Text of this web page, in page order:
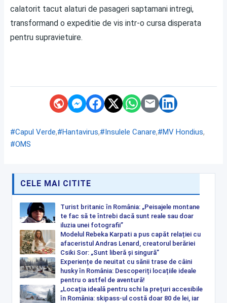
calatorit tacut alaturi de pasageri saptamani intregi,
transformand o expeditie de vis intr-o cursa disperata
pentru supravietuire.
#Capul Verde,#Hantavirus,#Insulele Canare,#MV Hondius,
#OMS
CELE MAI CITITE
Turist britanic în România: „Peisajele montane
te fac să te întrebi dacă sunt reale sau doar
iluzia unei fotografii”
Modelul Rebeka Karpati a pus capăt relației cu
afaceristul Andras Lenard, creatorul berăriei
Csiki Sor: „Sunt liberă și singură”
Experiențe de neuitat cu sănii trase de câini
husky în România: Descoperiți locațiile ideale
pentru o astfel de aventură!
„Locația ideală pentru schi la prețuri accesibile
în România: skipass-ul costă doar 80 de lei, iar